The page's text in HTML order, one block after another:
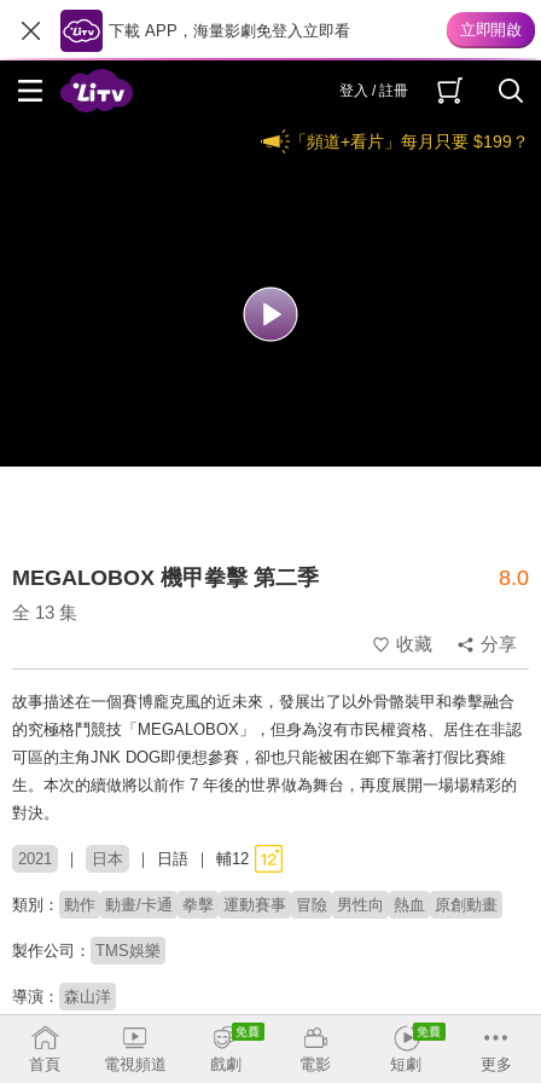
下載 APP，海量影劇免登入立即看
登入 / 註冊
「頻道+看片」每月只要 $199？
MEGALOBOX 機甲拳擊 第二季 8.0
全 13 集
收藏
分享
故事描述在一個賽博龐克風的近未來，發展出了以外骨骼裝甲和拳擊融合
的究極格鬥競技「MEGALOBOX」，但身為沒有市民權資格、居住在非認
可區的主角JNK DOG即便想參賽，卻也只能被困在鄉下靠著打假比賽維
生。本次的續做將以前作 7 年後的世界做為舞台，再度展開一場場精彩的
對決。
2021 日本 日語 輔12
類別： 動作 動畫/卡通 拳擊 運動賽事 冒險 男性向 熱血 原創動畫
製作公司： TMS娛樂
導演： 森山洋
配音： 細谷佳正 森奈奈子 村瀨迪與 齋藤志郎 木下浩之 安元洋貴
田村真 多田野曜平 鈴木達央 宮內敦士 小林親弘
首頁 電視頻道 戲劇 電影 短劇 更多